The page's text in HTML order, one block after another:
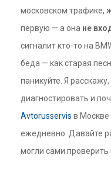
московском трафике,
первую — а она не
сигналит кто-то на
беда — как старая
паникуйте. Я
диагностировать и
Avtorusservis в Москве
ежедневно. Давайте
могли сами проверить